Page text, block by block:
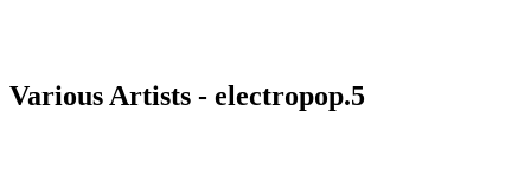
Various Artists - electropop.5